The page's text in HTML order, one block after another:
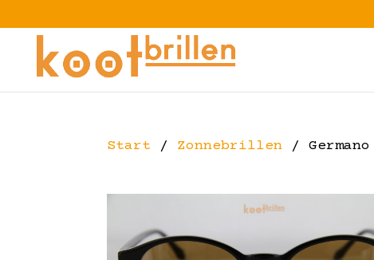
Start / Zonnebrillen /